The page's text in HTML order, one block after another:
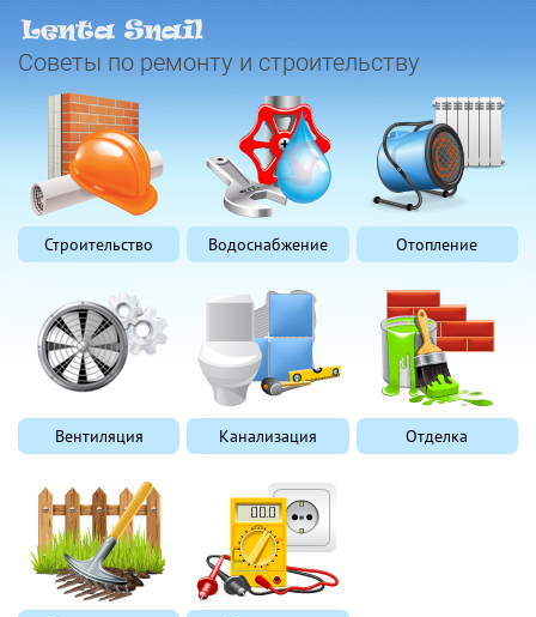
Советы по ремонту и строительству
Строительство Водоснабжение Отопление
Вентиляция Канализация Отделка